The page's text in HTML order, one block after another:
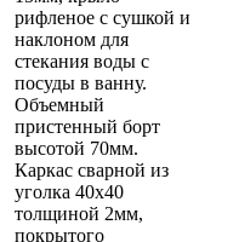
рифленое с сушкой и
наклоном для
стекания воды с
посуды в ванну.
Объемный
пристенный борт
высотой 70мм.
Каркас сварной из
уголка 40х40
толщиной 2мм,
покрытого